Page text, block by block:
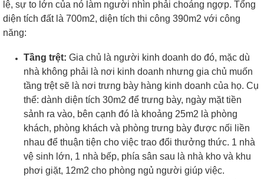
lệ, sự to lớn của nó làm người nhìn phải choáng ngợp. Tổng
diện tích đất là 700m2, diện tích thi công 390m2 với công
năng:
Tầng trệt: Gia chủ là người kinh doanh do đó, mặc dù
nhà không phải là nơi kinh doanh nhưng gia chủ muốn
tầng trệt sẽ là nơi trưng bày hàng kinh doanh của họ. Cụ
thể: dành diện tích 30m2 để trưng bày, ngày mặt tiền
sảnh ra vào, bên cạnh đó là khoảng 25m2 là phòng
khách, phòng khách và phòng trưng bày được nối liền
nhau để thuận tiện cho việc trao đổi thưởng thức. 1 nhà
vệ sinh lớn, 1 nhà bếp, phía sân sau là nhà kho và khu
phơi giặt, 12m2 cho phòng ngủ người giúp việc.